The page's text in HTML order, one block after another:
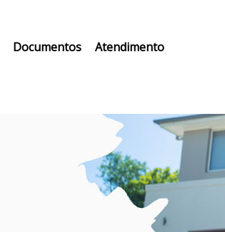
Documentos Atendimento